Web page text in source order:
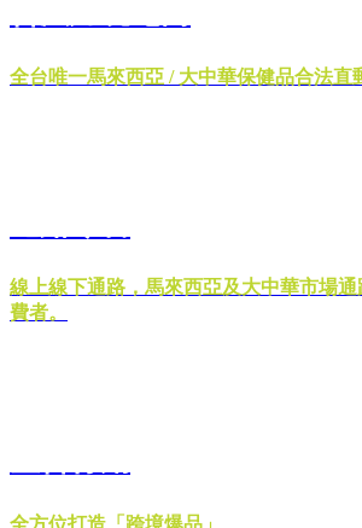
全台唯一馬來西亞 / 大中華保健品合法直
線上線下通路，馬來西亞及大中華市場
費者。